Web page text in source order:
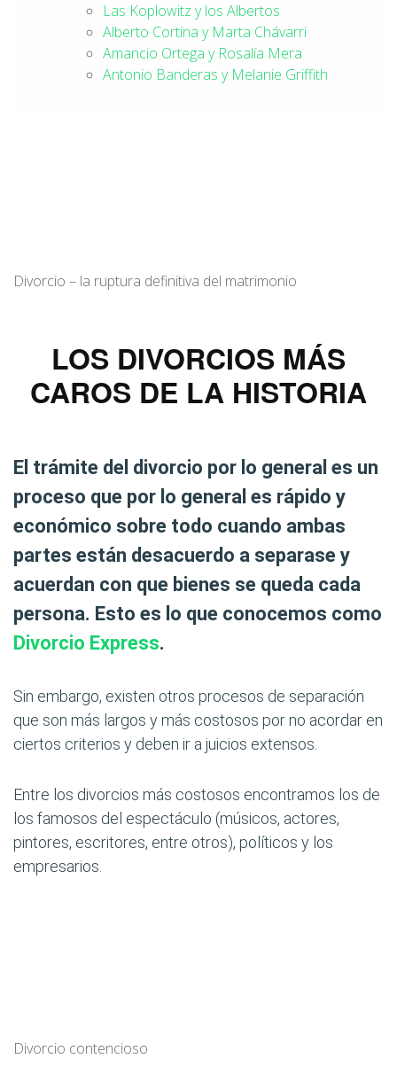
Las Koplowitz y los Albertos
Alberto Cortina y Marta Chávarri
Amancio Ortega y Rosalía Mera
Antonio Banderas y Melanie Griffith
Divorcio – la ruptura definitiva del matrimonio
LOS DIVORCIOS MÁS
CAROS DE LA HISTORIA
El trámite del divorcio por lo general es un
proceso que por lo general es rápido y
económico sobre todo cuando ambas
partes están desacuerdo a separase y
acuerdan con que bienes se queda cada
persona. Esto es lo que conocemos como
Divorcio Express.
Sin embargo, existen otros procesos de separación
que son más largos y más costosos por no acordar en
ciertos criterios y deben ir a juicios extensos.
Entre los divorcios más costosos encontramos los de
los famosos del espectáculo (músicos, actores,
pintores, escritores, entre otros), políticos y los
empresarios.
Divorcio contencioso